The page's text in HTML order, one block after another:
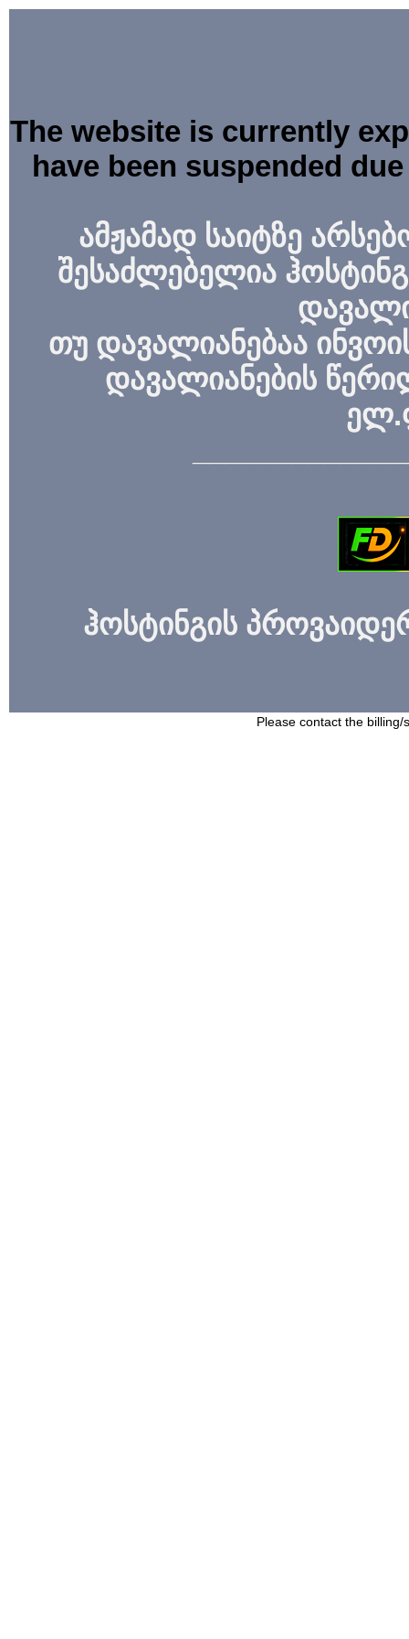
The website is currently
have been suspended
ამჟამად საიტზე
შესაძლებელია
თუ დავალიანებაა
დავალიანების
ჰოსტინგის
Please contact the